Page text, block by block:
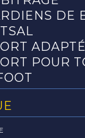
DE
ADAPTÉ
POUR